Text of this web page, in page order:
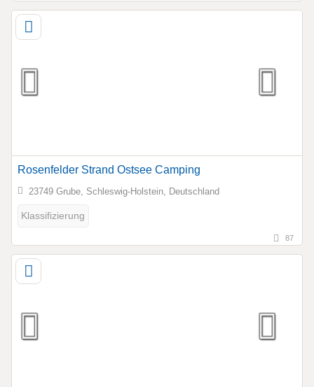
Rosenfelder Strand Ostsee Camping
23749 Grube, Schleswig-Holstein, Deutschland
Klassifizierung
87